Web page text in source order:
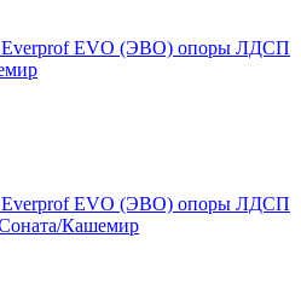
Everprof EVO (ЭВО) опоры ЛДСП
Everprof EVO (ЭВО) опоры ЛДСП
Кашемир